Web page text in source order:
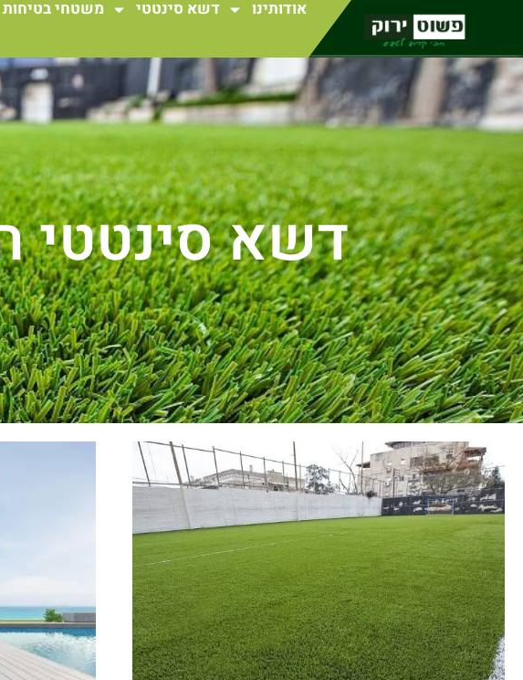
אודותינו דשא סינטטי משטחי בטיחות
דשא סינטטי